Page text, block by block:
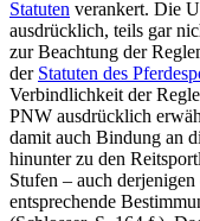
Statuten verankert. Die
ausdrücklich, teils gar
zur Beachtung der
der Statuten des
Verbindlichkeit der
PNW ausdrücklich
damit auch Bindung an
hinunter zu den
Stufen – auch
entsprechende